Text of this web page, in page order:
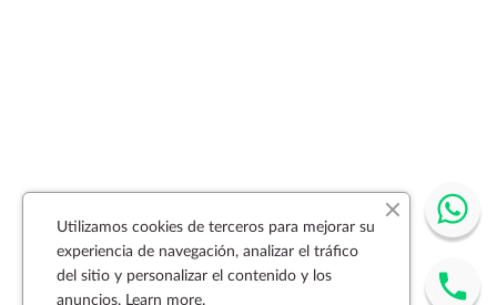
Utilizamos cookies de terceros para mejorar su
experiencia de navegación, analizar el tráfico
del sitio y personalizar el contenido y los
anuncios. Learn more.